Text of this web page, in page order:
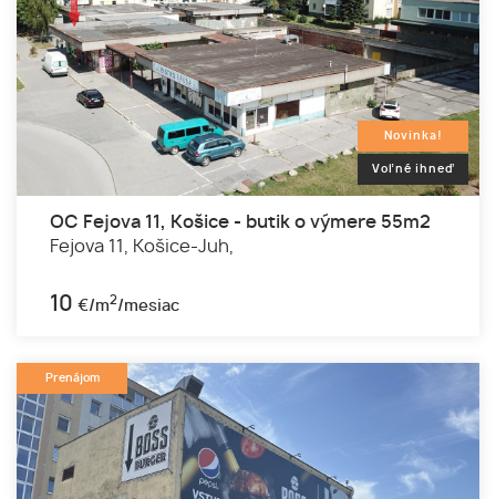
Novinka!
Voľné ihneď
OC Fejova 11, Košice - butik o výmere 55m2
Fejova 11,
Košice-Juh,
10 €/m2/mesiac
Prenájom